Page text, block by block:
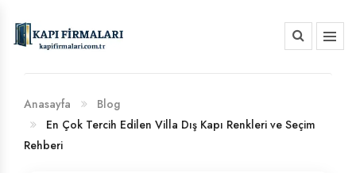
BANKA HESAP NUMARALARIMIZ
Anasayfa
Blog
En Çok Tercih Edilen Villa Dış Kapı Renkleri ve Seçim
Rehberi